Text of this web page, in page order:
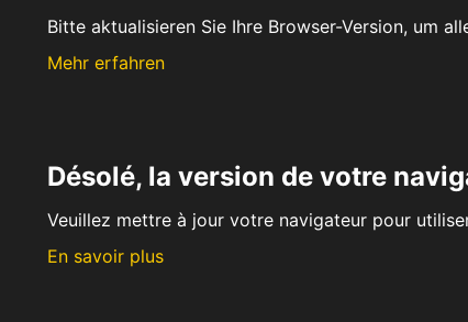
Bitte aktualisieren Sie Ihre Browser-Version, um
Mehr erfahren
Désolé, la version de votre
Veuillez mettre à jour votre navigateur pour
En savoir plus